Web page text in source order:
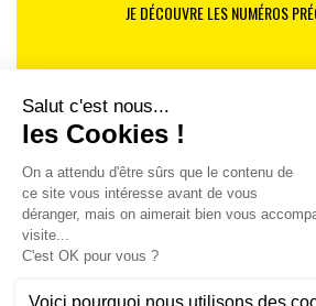
JE DÉCOUVRE LES NUMÉROS